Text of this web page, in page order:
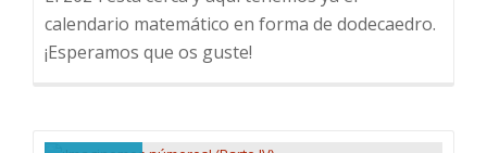
calendario matemático en forma de dodecaedro.
¡Esperamos que os guste!